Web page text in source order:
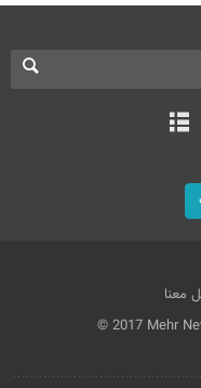
معنا
© 2017 Mehr